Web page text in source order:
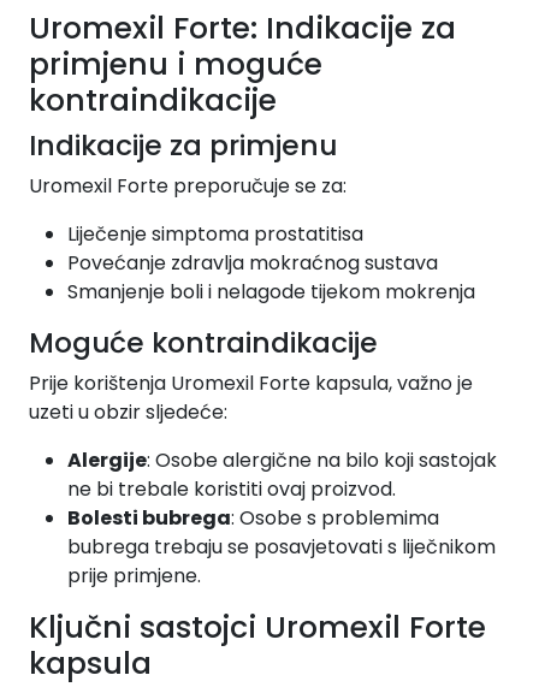
Uromexil Forte: Indikacije za
primjenu i moguće
kontraindikacije
Indikacije za primjenu
Uromexil Forte preporučuje se za:
Liječenje simptoma prostatitisa
Povećanje zdravlja mokraćnog sustava
Smanjenje boli i nelagode tijekom mokrenja
Moguće kontraindikacije
Prije korištenja Uromexil Forte kapsula, važno je
uzeti u obzir sljedeće:
Alergije: Osobe alergične na bilo koji sastojak
ne bi trebale koristiti ovaj proizvod.
Bolesti bubrega: Osobe s problemima
bubrega trebaju se posavjetovati s liječnikom
prije primjene.
Ključni sastojci Uromexil Forte
kapsula